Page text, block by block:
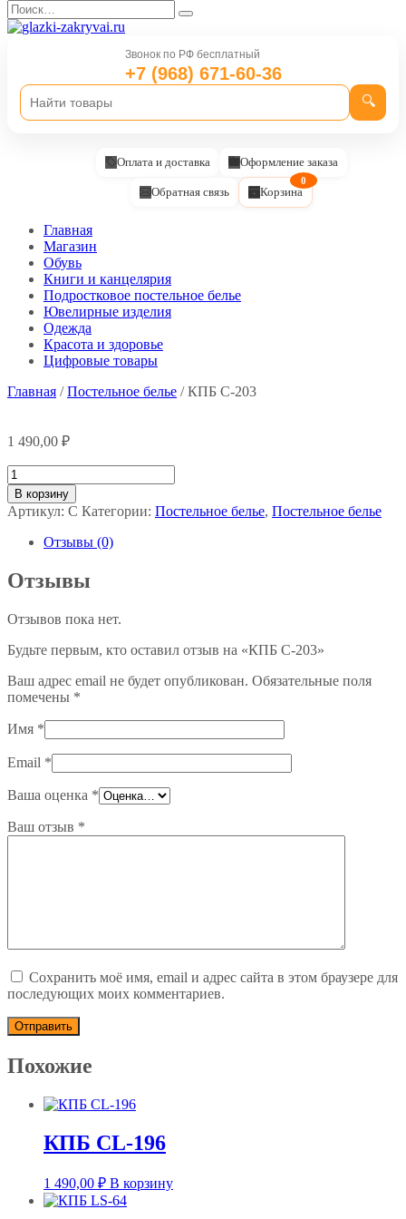
Перейти
к
содержанию
Search
for:
Звонок по РФ бесплатный
+7 (968) 671-60-36
🔍
Оплата и доставка Оформление заказа
Обратная связь Корзина
0
Главная
Магазин
Обувь
Книги и канцелярия
Подростковое постельное белье
Ювелирные изделия
Одежда
Красота и здоровье
Цифровые товары
Главная /Постельное белье / КПБ С-203
1 490,00 ₽
Количество
товара
КПБ
С-203
В корзину
Артикул: С Категории: Постельное белье, Постельное белье
Отзывы (0)
Отзывы
Отзывов пока нет.
Будьте первым, кто оставил отзыв на «КПБ С-203»
Ваш адрес email не будет опубликован. Обязательные поля
помечены *
Имя *
Email *
Ваша оценка *
Ваш отзыв *
Сохранить моё имя, email и адрес сайта в этом браузере для
последующих моих комментариев.
Похожие
КПБ CL-196
1 490,00 ₽ В корзину